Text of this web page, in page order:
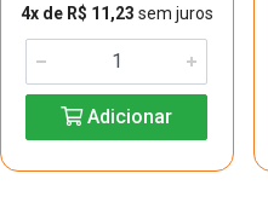
4x de R$ 11,23 sem juros
Adicionar